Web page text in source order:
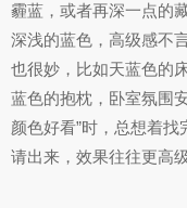
霾蓝，或者再深一点的
深浅的蓝色，高级感不
也很妙，比如天蓝色的
蓝色的抱枕，卧室氛围
颜色好看”时，总想着
请出来，效果往往更高